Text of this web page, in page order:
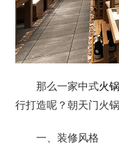
那么一家中式火
行打造呢？朝天门火
一、装修风格